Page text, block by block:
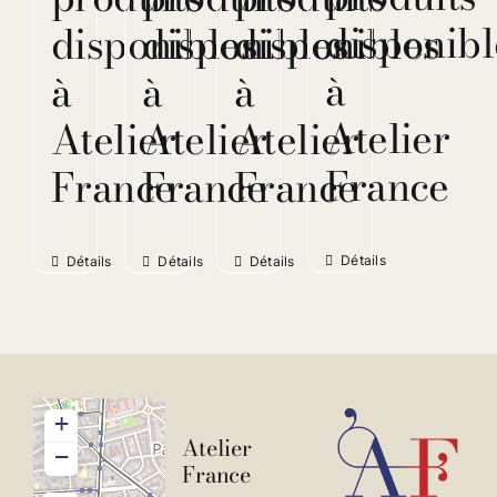
disponibles
à
Atelier
France
Détails
disponibles
à
Atelier
France
Détails
disponibles
à
Atelier
France
Détails
à
Atelier
France
Détails
+
−
Atelier
France